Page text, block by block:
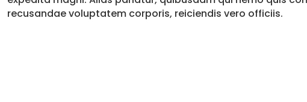
recusandae voluptatem corporis, reiciendis vero officiis.